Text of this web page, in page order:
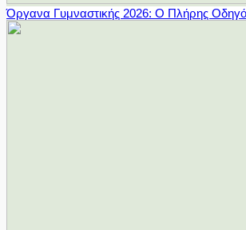
Όργανα Γυμναστικής 2026: Ο Πλήρης